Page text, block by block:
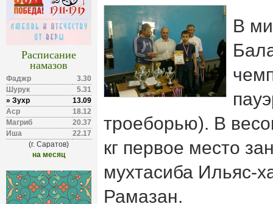
Расписание
намазов
Фаджр
3.30
Шурук
5.31
» Зухр
13.09
Аср
18.12
Магриб
20.37
Иша
22.17
(г. Саратов)
на месяц
В
троеборью). В
кг первое место
мухтасиба Ильяс-
Рамазан.